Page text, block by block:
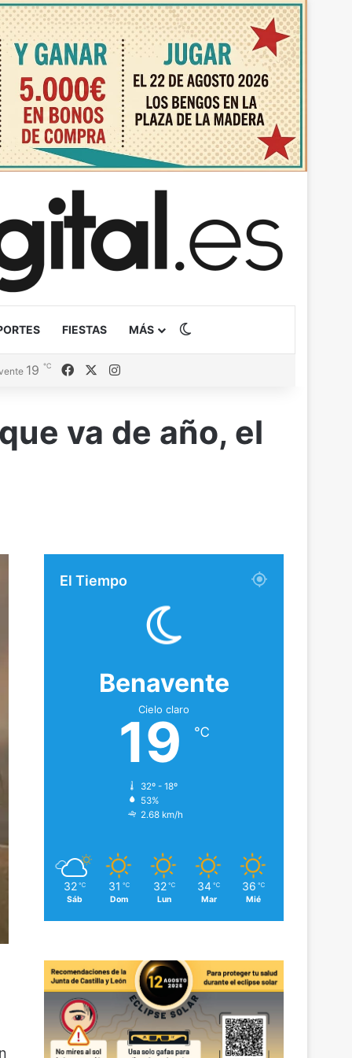
FIESTAS MÁS
19 ℃ FacebookInstagram
va de año, el
El Tiempo
Benavente
Cielo claro
19 ℃
32º - 18º
53%
2.68 km/h
32 ℃
Sáb
31 ℃
Dom
32 ℃
Lun
34 ℃
Mar
36 ℃
Mié